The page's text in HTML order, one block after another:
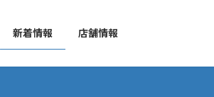
新着情報 店舗情報